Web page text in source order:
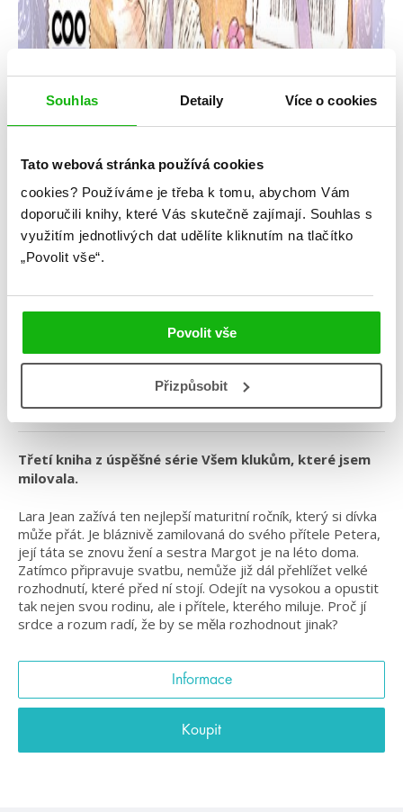
Souhlas Detaily Více o cookies
Tato webová stránka používá cookies
cookies? Používáme je třeba k tomu, abychom Vám
doporučili knihy, které Vás skutečně zajímají. Souhlas s
využitím jednotlivých dat udělíte kliknutím na tlačítko
„Povolit vše“.
Povolit vše
Přizpůsobit
Navždy s láskou Lara Jean
Jenny Han
#českáobálka #filmováadaptace
#slaďárna
#středníškola #všemklukůmkteréjsemmilovala
Třetí kniha z úspěšné série Všem klukům, které jsem
milovala.
Lara Jean zažívá ten nejlepší maturitní ročník, který si dívka
může přát. Je bláznivě zamilovaná do svého přítele Petera,
její táta se znovu žení a sestra Margot je na léto doma.
Zatímco připravuje svatbu, nemůže již dál přehlížet velké
rozhodnutí, které před ní stojí. Odejít na vysokou a opustit
tak nejen svou rodinu, ale i přítele, kterého miluje. Proč jí
srdce a rozum radí, že by se měla rozhodnout jinak?
Informace
Koupit